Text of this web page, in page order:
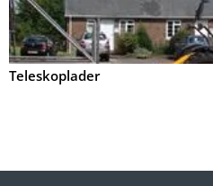
Teleskoplader